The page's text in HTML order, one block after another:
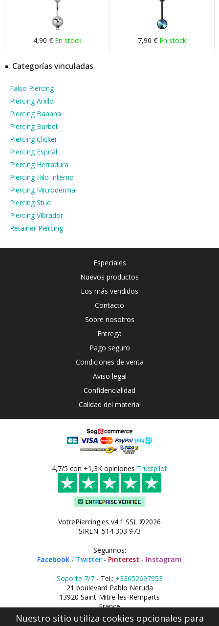
4,90 € En stock 7,90 € En stock
Categorías vinculadas
Falso Piercing
Piercing Anillo
Piercing Banana
Piercing Barbell
Piercing Clicker
Piercing Espiral
Piercing Herradura
Piercing Hilo Interno
Piercing Microdermal
Piercing Stud
Piercing Vibrador
Retainer Piercing
Especiales
Nuevos productos
Los más vendidos
Contacto
Sobre nosotros
Entrega
Pago seguro
Condiciones de venta
Aviso legal
Confidencialidad
Calidad del material
4,7/5 con +1,3K opiniones Trustpilot
VotrePiercing.es v4.1 SSL ©2026
SIREN: 514 303 973
Seguirnos:
Facebook - Twitter - Pinterest - Instagram
Soporte 7/7- Tel.: +33652697953
21 boulevard Pablo Neruda
13920 Saint-Mitre-les-Remparts
France
Nuestro sitio utiliza cookies opcionales para